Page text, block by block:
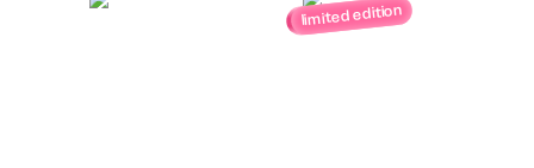
limited edition